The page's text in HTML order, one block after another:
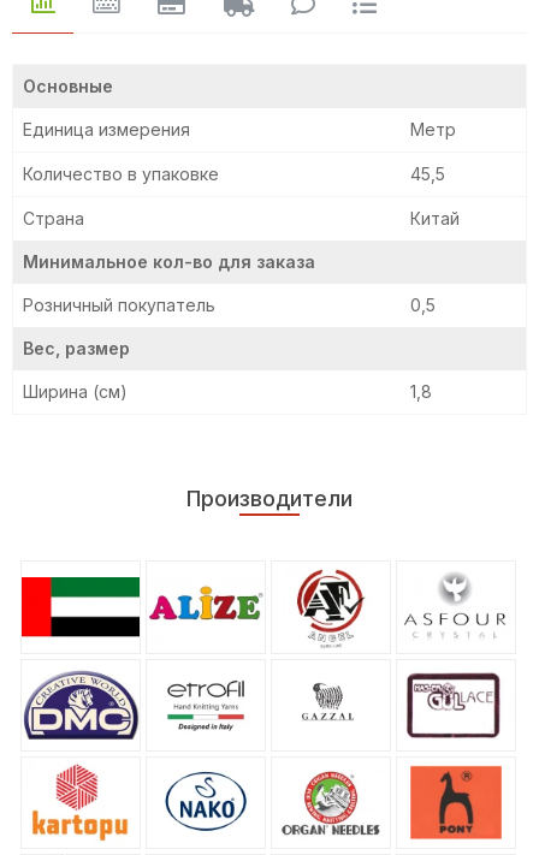
Основные
Единица измерения Метр
Количество в упаковке 45,5
Страна Китай
Минимальное кол-во для заказа
Розничный покупатель 0,5
Вес, размер
Ширина (см) 1,8
Производители